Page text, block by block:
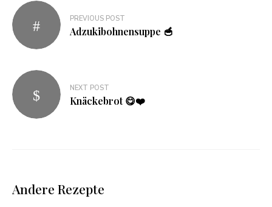
Beitragsnavigation
PREVIOUS POST
Adzukibohnensuppe 🥣
NEXT POST
Knäckebrot 😋❤️
Andere Rezepte